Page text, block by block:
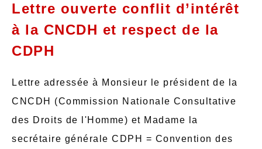
Lettre ouverte conflit d’intérêt
à la CNCDH et respect de la
CDPH
Lettre adressée à Monsieur le président de la
CNCDH (Commission Nationale Consultative
des Droits de l'Homme) et Madame la
secrétaire générale CDPH = Convention des